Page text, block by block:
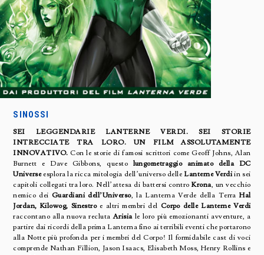
SINOSSI
SEI LEGGENDARIE LANTERNE VERDI. SEI STORIE
INTRECCIATE TRA LORO. UN FILM ASSOLUTAMENTE
INNOVATIVO. Con le storie di famosi scrittori come Geoff Johns, Alan
Burnett e Dave Gibbons, questo lungometraggio animato della DC
Universeesplora la ricca mitologia dell’universo delleLanterne Verdiin sei
capitoli collegati tra loro. Nell’attesa di battersi controKrona, un vecchio
nemico deiGuardiani dell’Universo, la Lanterna Verde della TerraHal
Jordan, Kilowog, Sinestroe altri membri del Corpo delle Lanterne Verdi
raccontano alla nuova reclutaArisiale loro più emozionanti avventure, a
partire dai ricordi della prima Lanterna fino ai terribili eventi che portarono
alla Notte più profonda per i membri del Corpo! Il formidabile cast di voci
comprende Nathan Fillion, Jason Isaacs, Elisabeth Moss, Henry Rollins e